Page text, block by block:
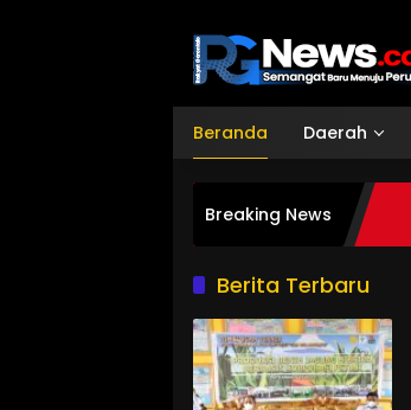
Beranda Daerah
Breaking News
Berita Terbaru